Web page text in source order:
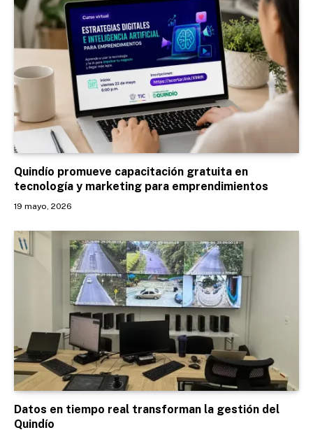
Quindío promueve capacitación gratuita en
tecnología y marketing para emprendimientos
19 mayo, 2026
Datos en tiempo real transforman la gestión del
Quindío